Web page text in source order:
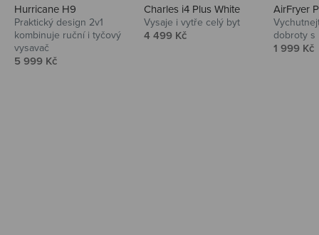
Hurricane H9
Praktický design 2v1
kombinuje ruční i tyčový
vysavač
Prodejní cena
5 999 Kč
Charles i4 Plus White
Vysaje i vytře celý byt
Prodejní cena
4 499 Kč
AirFryer
dobroty s
Prodejní
1 999 Kč
Audio
Niceboy sluchátka a repráky ti padnou
do noty.